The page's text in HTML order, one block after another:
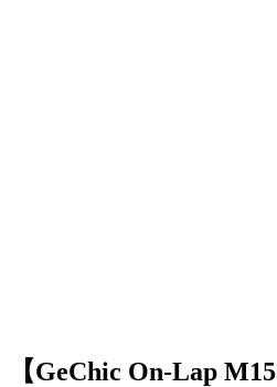
【GeChic On-Lap